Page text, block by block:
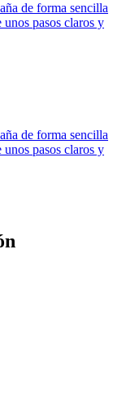
de forma sencilla
pasos claros y
de forma sencilla
pasos claros y